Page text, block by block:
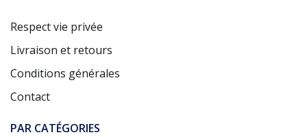
Respect vie privée
Livraison et retours
Conditions générales
Contact
PAR CATÉGORIES